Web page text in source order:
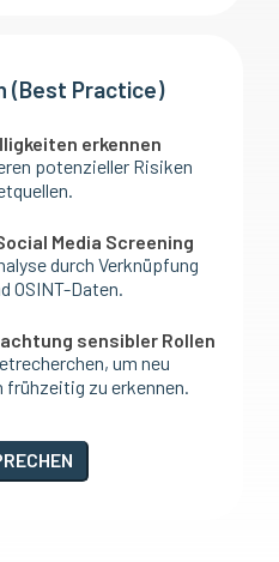
(Best Practice)
erkennen
potenzieller Risiken
Media Screening
durch Verknüpfung
OSINT-Daten.
sensibler Rollen
um neu
zu erkennen.